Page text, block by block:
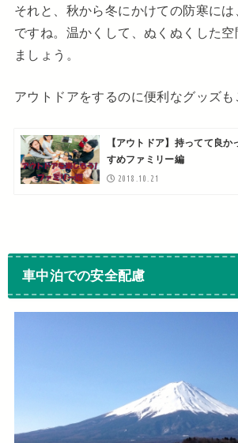
それと、秋から冬にかけての防寒に
ですね。温かくして、ぬくぬくした
ましょう。
アウトドアをするのに便利なグッズも
【アウトドア】持ってて良
すめファミリー編
2018.10.21
車中泊での安全配慮